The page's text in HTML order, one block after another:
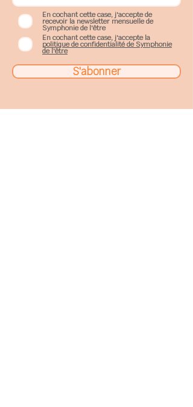
En cochant cette case, j'accepte de
recevoir la newsletter mensuelle de
Symphonie de l'être
En cochant cette case, j'accepte la
politique de confidentialité de Symphonie
de l'être
S'abonner